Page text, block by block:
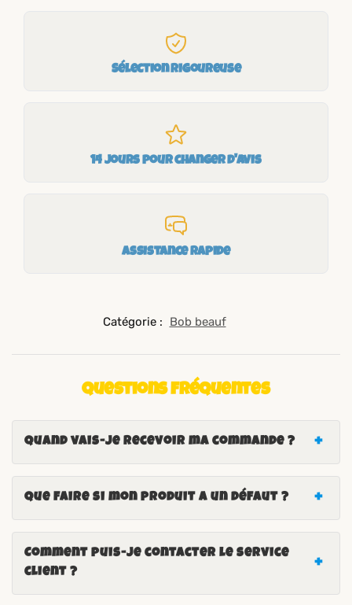
Sélection rigoureuse
14 jours pour changer d'avis
Assistance rapide
Catégorie : Bob beauf
Questions fréquentes
Quand vais-je recevoir ma commande ?
Que faire si mon produit a un défaut ?
Comment puis-je contacter le service
client ?